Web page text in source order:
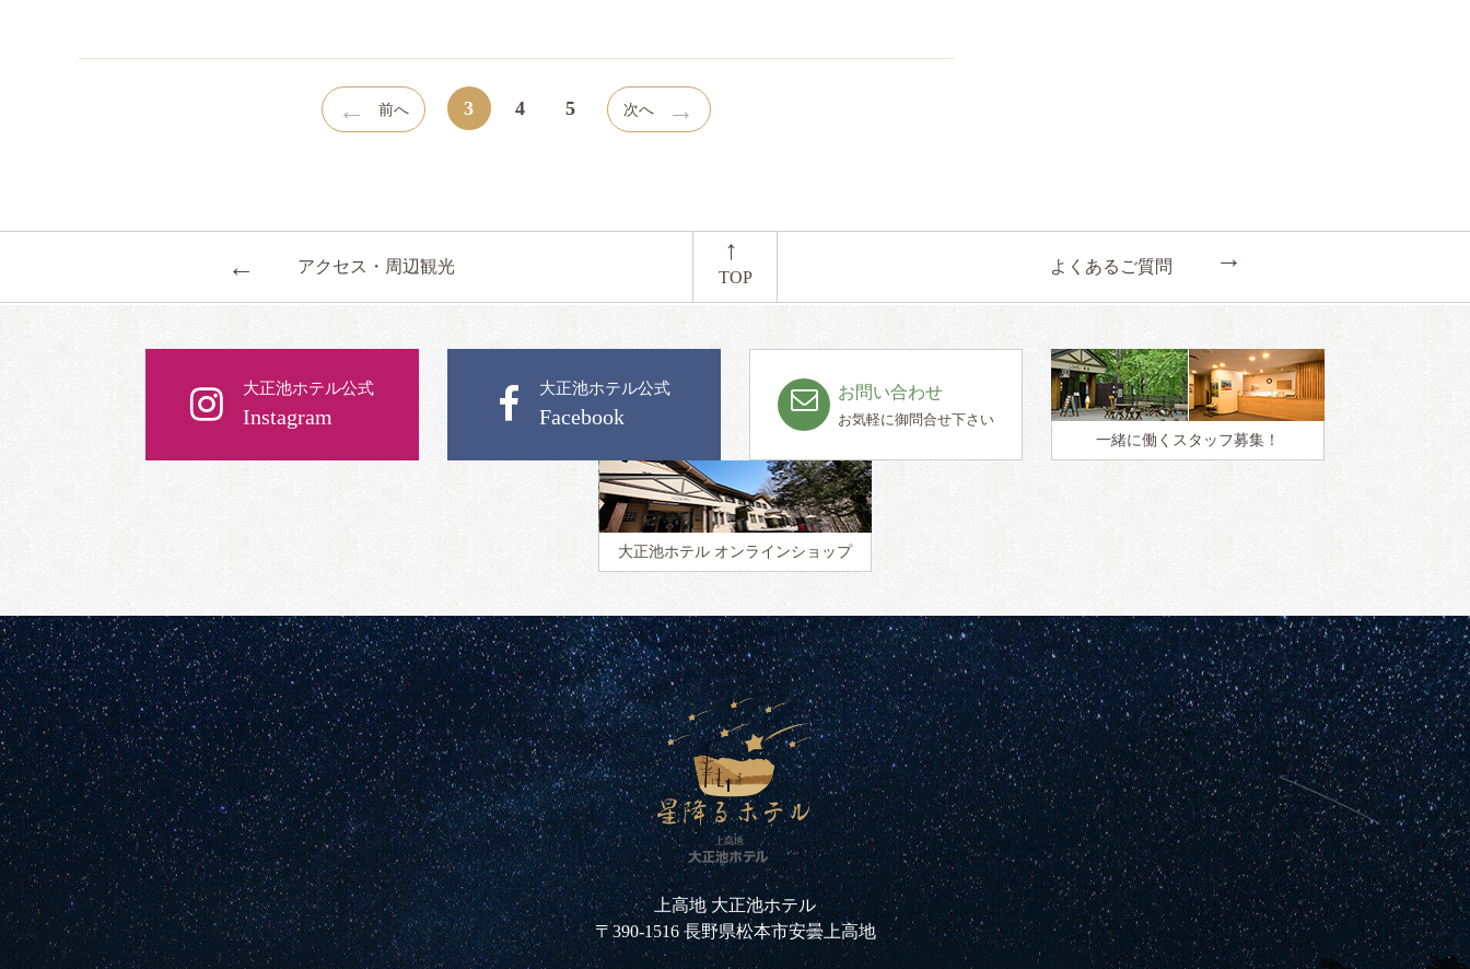
← 前へ 3 4 5 次へ →
← アクセス・周辺観光
←
TOP
よくあるご質問 ←
大正池ホテル公式
Instagram
大正池ホテル公式
Facebook
お問い合わせ
お気軽に御問合せ下さい
一緒に働く スタッフ募集！
大正池ホテル オンラインショップ
上高地 大正池ホテル
〒390-1516 長野県松本市安曇上高地